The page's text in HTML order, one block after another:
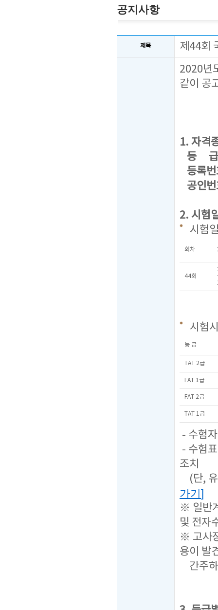
공지사항
제목 제44회
2020년
같이 공
1. 자격
등 급
등록
공인
2. 시험
시험
회차
44회
시험
등 급
TAT 2급
FAT 1급
FAT 2급
TAT 1급
- 수험
- 수험
조치
(단, 유
가기]
※ 일반
및 전자
※ 고사
용이 발
간주